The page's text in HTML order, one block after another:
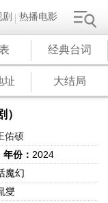
热播电影
经典台词
址 大结局
佑硕
年份： 2024
魔幻
燮